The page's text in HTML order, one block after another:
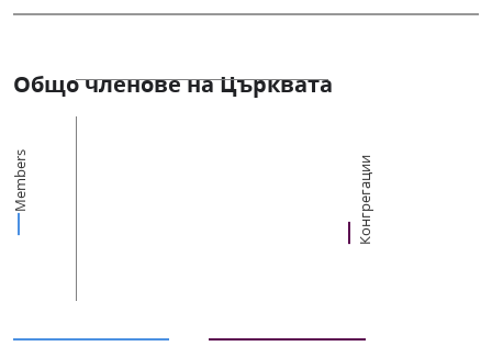
Общо членове на Църквата
Members Конгрегации